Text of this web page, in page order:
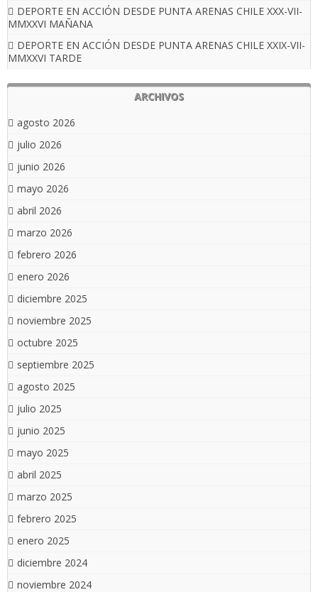
DEPORTE EN ACCIÓN DESDE PUNTA ARENAS CHILE XXX-VII-
MMXXVI MAÑANA
DEPORTE EN ACCIÓN DESDE PUNTA ARENAS CHILE XXIX-VII-
MMXXVI TARDE
ARCHIVOS
agosto 2026
julio 2026
junio 2026
mayo 2026
abril 2026
marzo 2026
febrero 2026
enero 2026
diciembre 2025
noviembre 2025
octubre 2025
septiembre 2025
agosto 2025
julio 2025
junio 2025
mayo 2025
abril 2025
marzo 2025
febrero 2025
enero 2025
diciembre 2024
noviembre 2024